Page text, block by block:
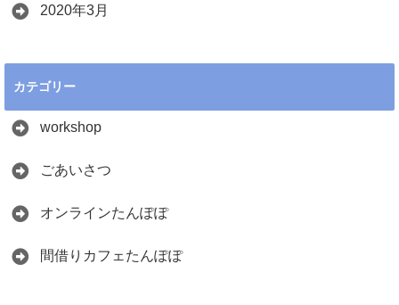
2020年3月
カテゴリー
workshop
ごあいさつ
オンラインたんぽぽ
間借りカフェたんぽぽ